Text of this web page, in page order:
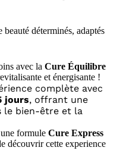
déterminés, adaptés
avec la Cure Équilibre
et énergisante !
complète avec
jours, offrant une
le bien-être et la
formule Cure Express
découvrir cette experience